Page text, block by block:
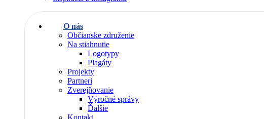
O nás
Občianske združenie
Na stiahnutie
Logotypy
Plagáty
Projekty
Partneri
Zverejňovanie
Výročné správy
Ďalšie
Kontakt